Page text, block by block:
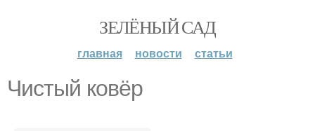
ЗЕЛЁНЫЙ САД
главная новости статьи
Чистый ковёр